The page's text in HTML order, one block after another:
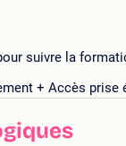
suivre la
+ Accès prise